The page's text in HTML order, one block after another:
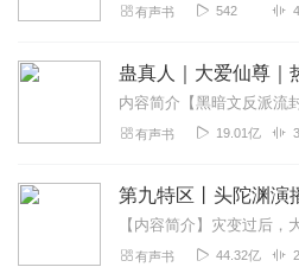
一段离奇事件为主线，煤炭工
生动。
2021-12-10
小说演播棒棒哒，故事情节动
色，不错，喜欢！
2021-12-09
有声书 542 4
有声书 19.01亿
有声书 44.32亿